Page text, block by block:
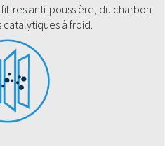
anti-poussière, du charbon
à froid.